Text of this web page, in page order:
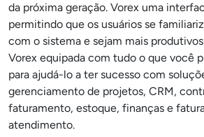
da próxima geração. Vorex uma
permitindo que os usuários se
com o sistema e sejam mais
Vorex equipada com tudo o que você
para ajudá-lo a ter sucesso com
gerenciamento de projetos, CRM,
faturamento, estoque, finanças e
atendimento.